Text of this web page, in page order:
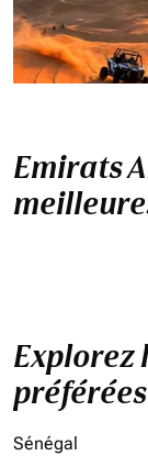
Emirats
Explorez
Sénégal